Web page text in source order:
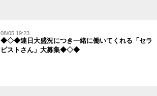
08/05 19:23
◆◇◆連日大盛況につき一緒に働いてくれる「セラ
ピストさん」大募集◆◇◆